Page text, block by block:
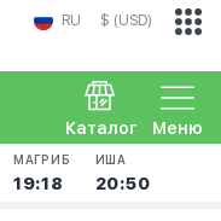
RU $ (USD)
Меню
Каталог
МАГРИБ
19:18
ИША
20:50